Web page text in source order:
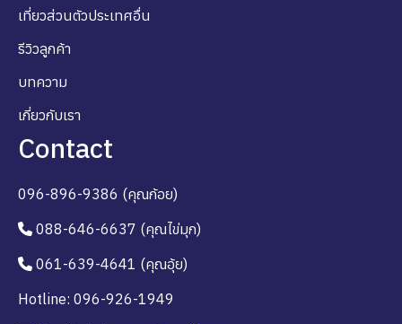
เที่ยวส่วนตัวประเทศอื่น
รีวิวลูกค้า
บทความ
เกี่ยวกับเรา
Contact
096-896-9386 (คุณก้อย)
088-646-6637 (คุณไข่มุก)
061-639-4641 (คุณอุ้ย)
Hotline: 096-926-1949